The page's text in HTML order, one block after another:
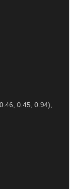
0.46, 0.45, 0.94);